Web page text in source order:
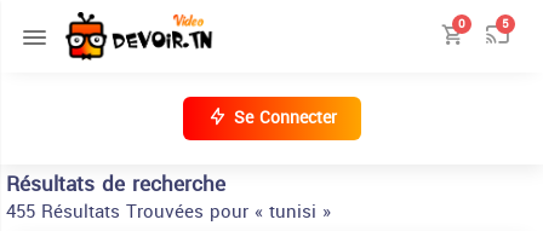
0 5
Se Connecter
Résultats de recherche
455 Résultats Trouvées pour « tunisi »